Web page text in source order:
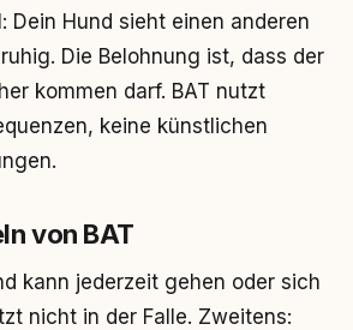
Dein Hund sieht einen anderen
Die Belohnung ist, dass der
kommen darf. BAT nutzt
keine künstlichen
von BAT
kann jederzeit gehen oder sich
nicht in der Falle. Zweitens: